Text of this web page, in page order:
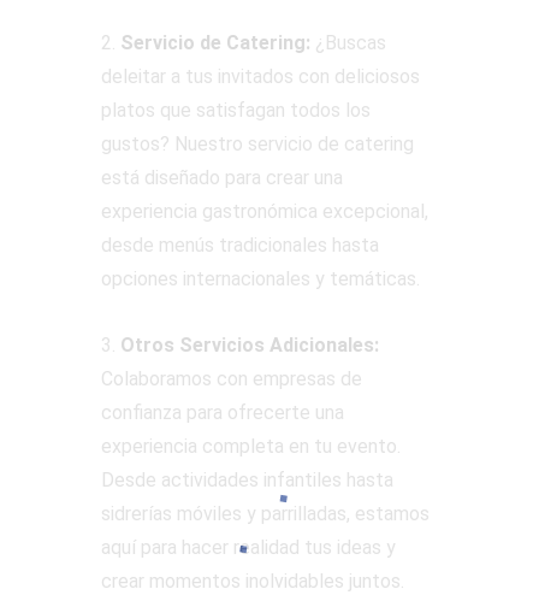
2. Servicio de Catering: ¿Buscas
deleitar a tus invitados con deliciosos
platos que satisfagan todos los
gustos? Nuestro servicio de catering
está diseñado para crear una
experiencia gastronómica excepcional,
desde menús tradicionales hasta
opciones internacionales y temáticas.
3. Otros Servicios Adicionales:
Colaboramos con empresas de
confianza para ofrecerte una
experiencia completa en tu evento.
Desde actividades infantiles hasta
sidrerías móviles y parrilladas, estamos
aquí para hacer realidad tus ideas y
crear momentos inolvidables juntos.